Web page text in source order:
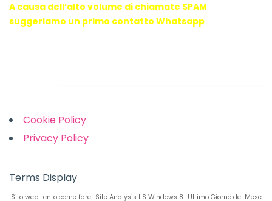
A causa dell’alto volume di chiamate SPAM
suggeriamo un primo contatto Whatsapp
Cookie Policy
Privacy Policy
Terms Display
Sito web Lento come fare Site Analysis IIS Windows 8 Ultimo Giorno del Mese